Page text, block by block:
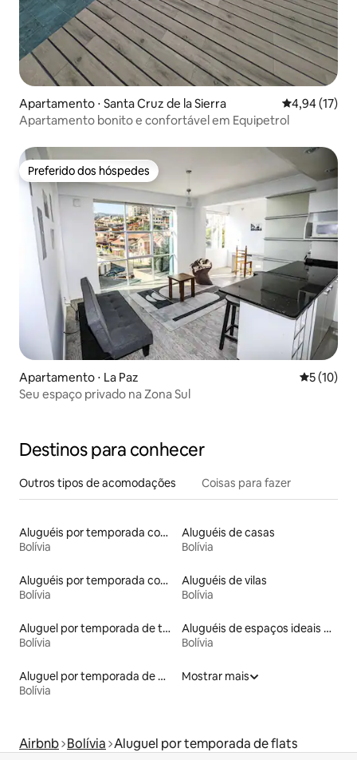
Apartamento ⋅ Santa Cruz de la Sierra 4,94 de uma
4,94 (17)
Apartamento bonito e confortável em Equipetrol
Preferido dos hóspedes
Preferido dos hóspedes
Apartamento ⋅ La Paz 5 de uma
5 (10)
Seu espaço privado na Zona Sul
Destinos para conhecer
Outros tipos de acomodações Coisas para fazer
Aluguéis por temporada com café da manhã
Bolívia
Aluguéis de casas
Bolívia
Aluguéis por temporada com sauna
Bolívia
Aluguéis de vilas
Bolívia
Aluguel por temporada de townhouses
Bolívia
Aluguéis de espaços ideais para famílias
Bolívia
Aluguel por temporada de microcasas
Bolívia
Mostrar mais
Airbnb Bolívia Aluguel por temporada de flats